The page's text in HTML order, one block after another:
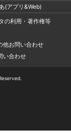
(アプリ&Web)
の利用・著作権等
他お問い合わせ
い合わせ